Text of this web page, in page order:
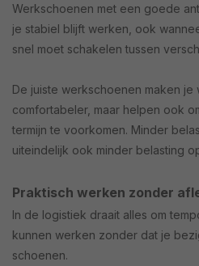
Werkschoenen met een goede
je stabiel blijft werken, ook
snel moet schakelen tussen
De juiste werkschoenen maken je
comfortabeler, maar helpen ook
termijn te voorkomen. Minder
uiteindelijk ook minder belasting
Praktisch werken zonder
In de logistiek draait alles om
kunnen werken zonder dat je
schoenen.